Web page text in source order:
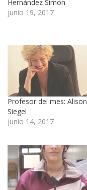
Hernández Simón
junio 19, 2017
Profesor del mes: Alison
Siegel
junio 14, 2017